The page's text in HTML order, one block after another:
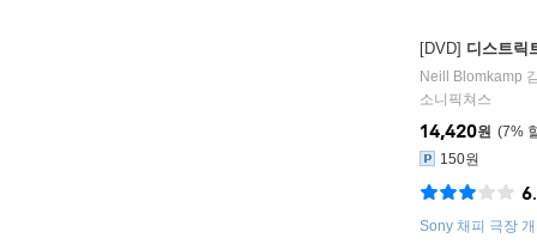
[DVD] 디스트릭
Neill Blomkamp
소니픽쳐스
7%
14,420원
150원
Sony 채피 극장